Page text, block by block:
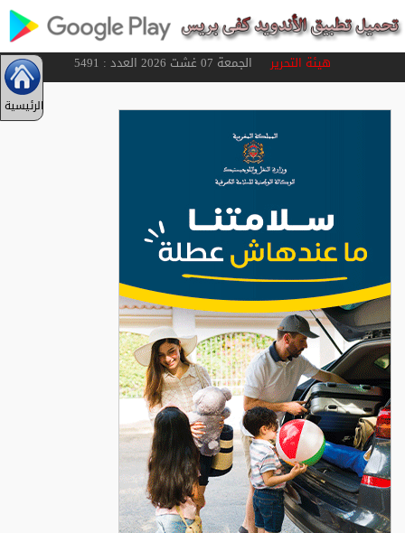
هيئة التحريرالجمعة 07 غشت 2026 العدد : 5491
الرئيسية